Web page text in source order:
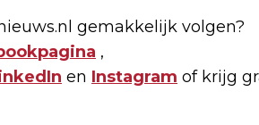
gemakkelijk volgen?
,
en Instagram of krijg